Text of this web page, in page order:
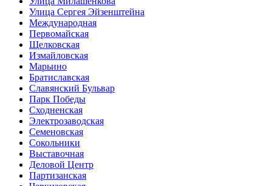
Улица Сергея Эйзенштейна
Международная
Первомайская
Щелковская
Измайловская
Марьино
Братиславская
Славянский Бульвар
Парк Победы
Сходненская
Электрозаводская
Семеновская
Сокольники
Выставочная
Деловой Центр
Партизанская